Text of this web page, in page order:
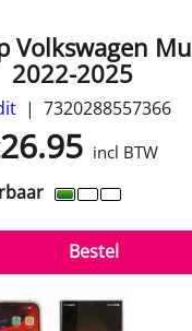
Volkswagen
2022-2025
7320288557366
26.95 incl BTW
Bestel